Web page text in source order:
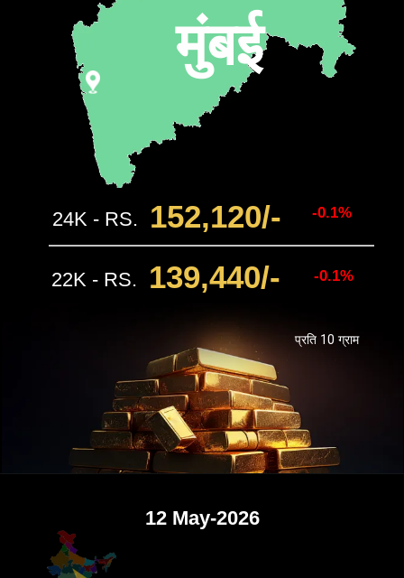
24K - RS. -0.1%
152,120/-
22K - RS. -0.1%
139,440/-
मुंबई
प्रति 10 ग्राम
12 May-2026